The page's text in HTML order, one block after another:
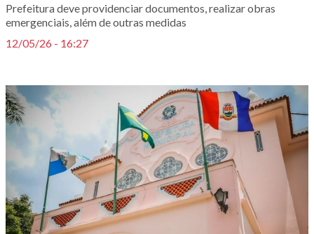
Prefeitura deve providenciar documentos, realizar obras
emergenciais, além de outras medidas
12/05/26 - 16:27